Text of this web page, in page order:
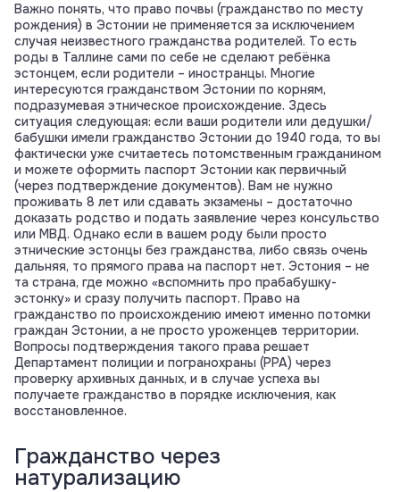
Важно понять, что право почвы (гражданство по месту
рождения) в Эстонии не применяется за исключением
случая неизвестного гражданства родителей. То есть
роды в Таллине сами по себе не сделают ребёнка
эстонцем, если родители – иностранцы. Многие
интересуются гражданством Эстонии по корням,
подразумевая этническое происхождение. Здесь
ситуация следующая: если ваши родители или дедушки/
бабушки имели гражданство Эстонии до 1940 года, то вы
фактически уже считаетесь потомственным гражданином
и можете оформить паспорт Эстонии как первичный
(через подтверждение документов). Вам не нужно
проживать 8 лет или сдавать экзамены – достаточно
доказать родство и подать заявление через консульство
или МВД. Однако если в вашем роду были просто
этнические эстонцы без гражданства, либо связь очень
дальняя, то прямого права на паспорт нет. Эстония – не
та страна, где можно «вспомнить про прабабушку-
эстонку» и сразу получить паспорт. Право на
гражданство по происхождению имеют именно потомки
граждан Эстонии, а не просто уроженцев территории.
Вопросы подтверждения такого права решает
Департамент полиции и погранохраны (PPA) через
проверку архивных данных, и в случае успеха вы
получаете гражданство в порядке исключения, как
восстановленное.
Гражданство через
натурализацию